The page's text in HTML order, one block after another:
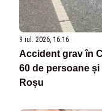
9 iul. 2026, 16:16
Accident grav în
60 de persoane și
Roșu